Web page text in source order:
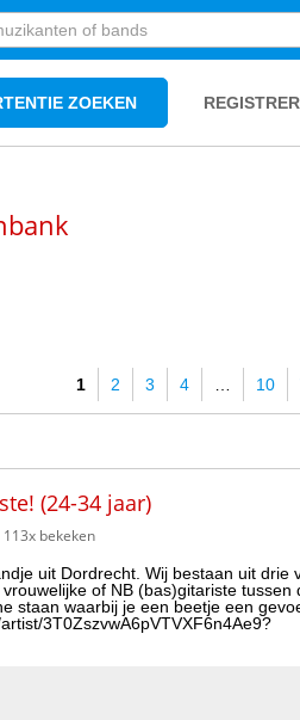
ZOEKEN
1 2 3 4 10
(24-34 jaar)
113x bekeken
uit Dordrecht. Wij bestaan uit drie
of NB (bas)gitariste tussen
staan waarbij je een beetje een
3T0ZszvwA6pVTVXF6n4Ae9?